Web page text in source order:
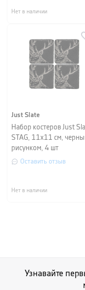
Нет в наличии
Just Slate
Набор костеров Just
STAG, 11х11 см,
рисунком, 4 шт
Оставить отзыв
Нет в наличии
Узнавайте